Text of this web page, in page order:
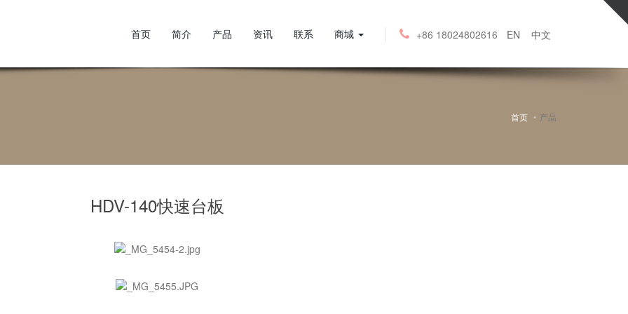
+86 18024802616 EN 中文
首页 简介 产品 资讯 联系 商城
首页 产品
HDV-140快速台板